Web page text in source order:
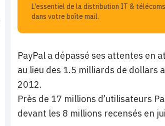
L'essentiel de la distribution IT &
dans votre boîte mail.
PayPal a dépassé ses attentes en
au lieu des 1.5 milliards de dollars
2012.
Près de 17 millions d’utilisateurs
devant les 8 millions recensés en